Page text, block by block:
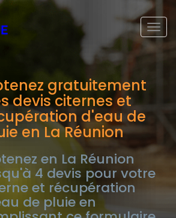
gratuitement
devis citernes et
d'eau de
en La Réunion
en La Réunion
4 devis pour votre
et récupération
de pluie en